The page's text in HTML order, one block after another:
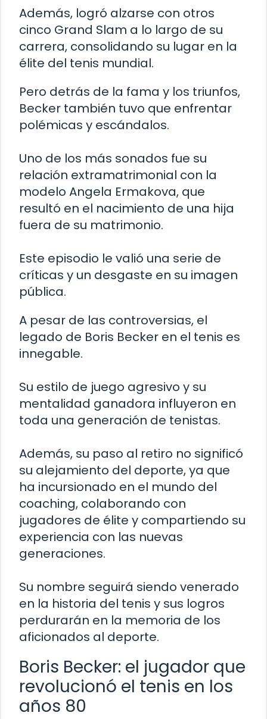
Además, logró alzarse con otros
cinco Grand Slam a lo largo de su
carrera, consolidando su lugar en la
élite del tenis mundial.
Pero detrás de la fama y los triunfos,
Becker también tuvo que enfrentar
polémicas y escándalos.
Uno de los más sonados fue su
relación extramatrimonial con la
modelo Angela Ermakova, que
resultó en el nacimiento de una hija
fuera de su matrimonio.
Este episodio le valió una serie de
críticas y un desgaste en su imagen
pública.
A pesar de las controversias, el
legado de Boris Becker en el tenis es
innegable.
Su estilo de juego agresivo y su
mentalidad ganadora influyeron en
toda una generación de tenistas.
Además, su paso al retiro no significó
su alejamiento del deporte, ya que
ha incursionado en el mundo del
coaching, colaborando con
jugadores de élite y compartiendo su
experiencia con las nuevas
generaciones.
Su nombre seguirá siendo venerado
en la historia del tenis y sus logros
perdurarán en la memoria de los
aficionados al deporte.
Boris Becker: el jugador que
revolucionó el tenis en los
años 80